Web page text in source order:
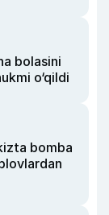
bolasini
o‘qildi
bomba